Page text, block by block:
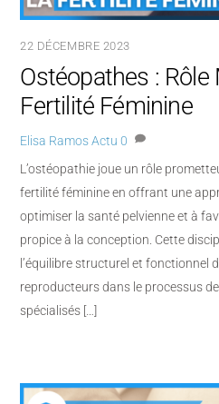
22 DÉCEMBRE 2023
Ostéopathes : Rôle
Fertilité Féminine
Elisa Ramos Actu 0
L’ostéopathie joue un rôle
fertilité féminine en offrant une
optimiser la santé pelvienne et à
propice à la conception. Cette
l’équilibre structurel et fonctionnel
reproducteurs dans le processus
spécialisés […]